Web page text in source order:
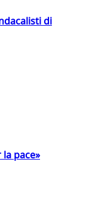
di
pace»